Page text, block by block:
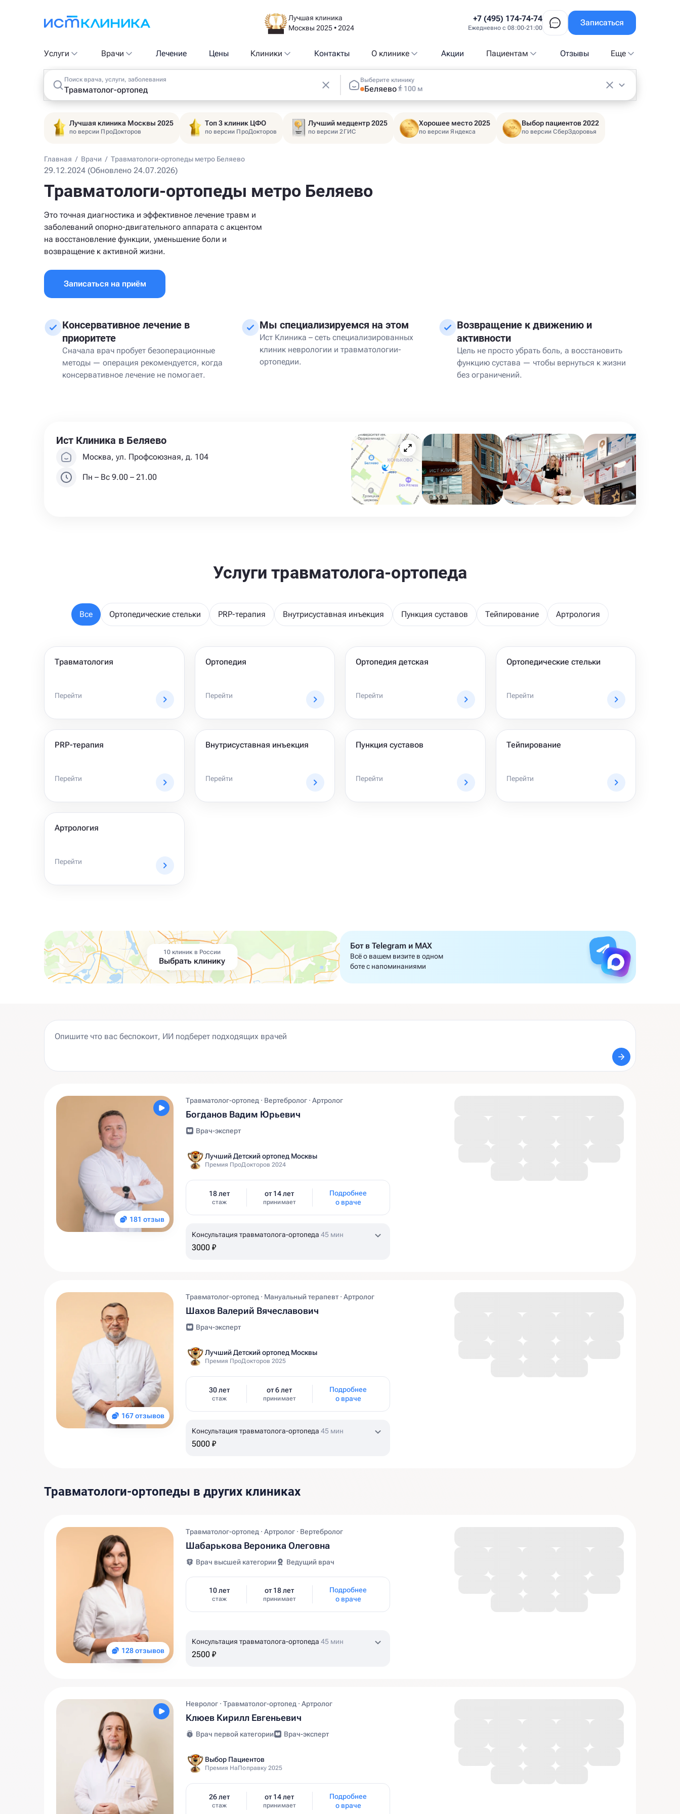
Лучшая клиника
Москвы 2025 • 2024
+7 (495) 174-74-74
Ежедневно с 08:00-21:00
Записаться
Услуги Врачи Лечение Цены Клиники Контакты О клинике Акции Пациентам Отзывы Еще
Поиск врача, услуги, заболевания Выберите клинику
Беляево 100 м
Лучшая клиника Москвы 2025
по версии ПроДокторов
Топ 3 клиник ЦФО
по версии ПроДокторов
Лучший медцентр 2025
по версии 2ГИС
Хорошее место 2025
по версии Яндекса
Выбор пациентов 2022
по версии СберЗдоровья
Главная / Врачи / Травматологи-ортопеды метро Беляево
29.12.2024 (Обновлено 24.07.2026)
Травматологи-ортопеды метро Беляево
Это точная диагностика и эффективное лечение травм и
заболеваний опорно-двигательного аппарата с акцентом
на восстановление функции, уменьшение боли и
возвращение к активной жизни.
Записаться на приём
Консервативное лечение в
приоритете
Сначала врач пробует безоперационные
методы — операция рекомендуется, когда
консервативное лечение не помогает.
Мы специализируемся на этом
Ист Клиника – сеть специализированных
клиник неврологии и травматологии-
ортопедии.
Возвращение к движению и
активности
Цель не просто убрать боль, а восстановить
функцию сустава — чтобы вернуться к жизни
без ограничений.
Ист Клиника в Беляево
Москва, ул. Профсоюзная, д. 104
Пн – Вс 9.00 – 21.00
Услуги травматолога-ортопеда
Все Ортопедические стельки PRP-терапия Внутрисуставная инъекция Пункция суставов Тейпирование Артрология
Травматология
Перейти
Ортопедия
Перейти
Ортопедия детская
Перейти
Ортопедические стельки
Перейти
PRP-терапия
Перейти
Внутрисуставная инъекция
Перейти
Пункция суставов
Перейти
Тейпирование
Перейти
Артрология
Перейти
10 клиник в России
Выбрать клинику
Бот в Telegram и MAX
Всё о вашем визите в одном
боте с напоминаниями
181 отзыв
Травматолог-ортопед · Вертебролог · Артролог
Богданов Вадим Юрьевич
Врач-эксперт
Лучший Детский ортопед Москвы
Премия ПроДокторов 2024
18 лет
стаж
от 14 лет
принимает
Подробнее
о враче
Консультация травматолога-ортопеда 45 мин
3000 ₽
167 отзывов
Травматолог-ортопед · Мануальный терапевт · Артролог
Шахов Валерий Вячеславович
Врач-эксперт
Лучший Детский ортопед Москвы
Премия ПроДокторов 2025
30 лет
стаж
от 6 лет
принимает
Подробнее
о враче
Консультация травматолога-ортопеда 45 мин
5000 ₽
Травматологи-ортопеды в других клиниках
128 отзывов
Травматолог-ортопед · Артролог · Вертебролог
Шабарькова Вероника Олеговна
Врач высшей категории Ведущий врач
10 лет
стаж
от 18 лет
принимает
Подробнее
о враче
Консультация травматолога-ортопеда 45 мин
2500 ₽
Невролог · Травматолог-ортопед · Артролог
Клюев Кирилл Евгеньевич
Врач первой категории Врач-эксперт
Выбор Пациентов
Премия НаПоправку 2025
26 лет
стаж
от 14 лет
принимает
Подробнее
о враче